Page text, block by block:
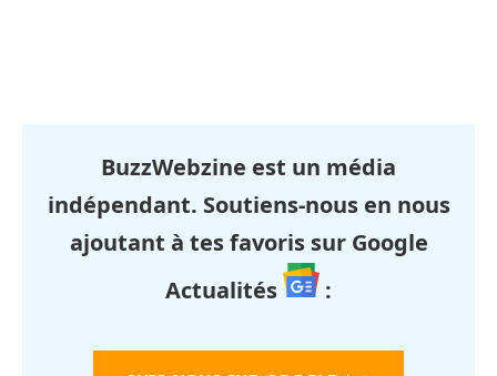
BuzzWebzine est un média
indépendant. Soutiens-nous en nous
ajoutant à tes favoris sur Google
Actualités
: